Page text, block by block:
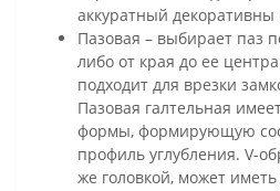
аккуратный декоративны
Пазовая – выбирает паз
либо от края до ее
подходит для врезки
Пазовая галтельная
формы, формирующую
профиль углубления. V-
же головкой, может иметь